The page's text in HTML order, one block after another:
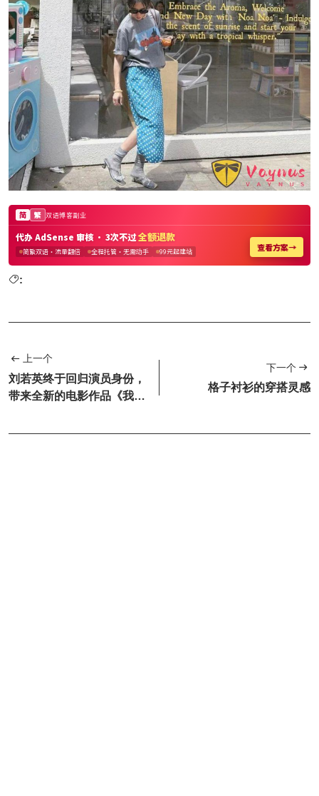
:
上一个
刘若英终于回归演员身份，
带来全新的电影作品《我们
下一个
格子衬衫的穿搭灵感